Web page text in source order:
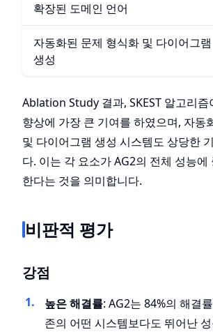
확장된 도메인 언어
자동화된 문제 형식화 및 다이어그램
생성
Ablation Study 결과, SKEST 알고리즘
향상에 가장 큰 기여를 하였으며, 자동
및 다이어그램 생성 시스템도 상당한
다. 이는 각 요소가 AG2의 전체 성능에
한다는 것을 의미합니다.
비판적 평가
강점
높은 해결률: AG2는 84%의 해결
존의 어떤 시스템보다도 뛰어난